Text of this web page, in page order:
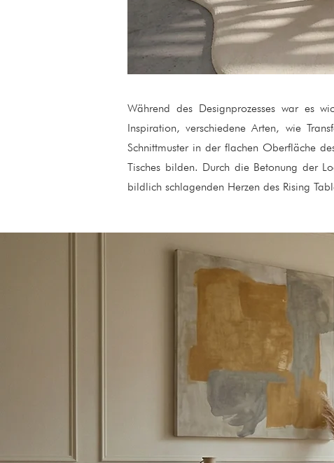
Während des Designprozesses war es
Inspiration, verschiedene Arten, wie
Schnittmuster in der flachen Oberfläche
Tisches bilden. Durch die Betonung der
bildlich schlagenden Herzen des Rising